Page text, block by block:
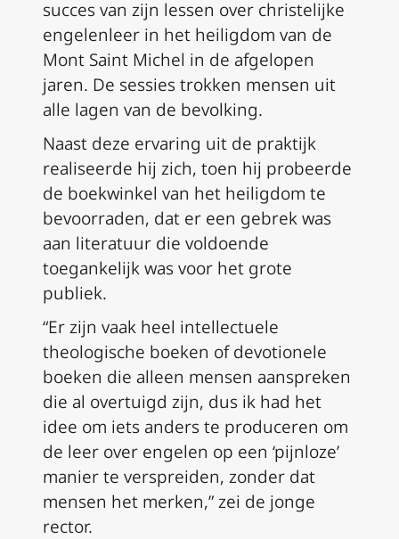
succes van zijn lessen over christelijke
engelenleer in het heiligdom van de
Mont Saint Michel in de afgelopen
jaren. De sessies trokken mensen uit
alle lagen van de bevolking.
Naast deze ervaring uit de praktijk
realiseerde hij zich, toen hij probeerde
de boekwinkel van het heiligdom te
bevoorraden, dat er een gebrek was
aan literatuur die voldoende
toegankelijk was voor het grote
publiek.
“Er zijn vaak heel intellectuele
theologische boeken of devotionele
boeken die alleen mensen aanspreken
die al overtuigd zijn, dus ik had het
idee om iets anders te produceren om
de leer over engelen op een ‘pijnloze’
manier te verspreiden, zonder dat
mensen het merken,” zei de jonge
rector.